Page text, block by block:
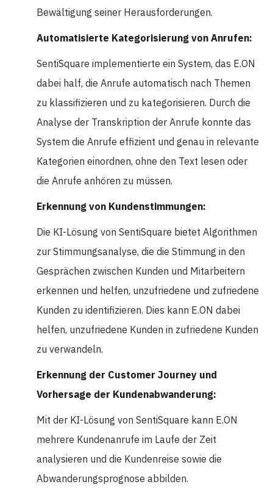
Bewältigung seiner Herausforderungen.
Automatisierte Kategorisierung von Anrufen:
SentiSquare implementierte ein System, das E.ON
dabei half, die Anrufe automatisch nach Themen
zu klassifizieren und zu kategorisieren. Durch die
Analyse der Transkription der Anrufe konnte das
System die Anrufe effizient und genau in relevante
Kategorien einordnen, ohne den Text lesen oder
die Anrufe anhören zu müssen.
Erkennung von Kundenstimmungen:
Die KI-Lösung von SentiSquare bietet Algorithmen
zur Stimmungsanalyse, die die Stimmung in den
Gesprächen zwischen Kunden und Mitarbeitern
erkennen und helfen, unzufriedene und zufriedene
Kunden zu identifizieren. Dies kann E.ON dabei
helfen, unzufriedene Kunden in zufriedene Kunden
zu verwandeln.
Erkennung der Customer Journey und
Vorhersage der Kundenabwanderung:
Mit der KI-Lösung von SentiSquare kann E.ON
mehrere Kundenanrufe im Laufe der Zeit
analysieren und die Kundenreise sowie die
Abwanderungsprognose abbilden.